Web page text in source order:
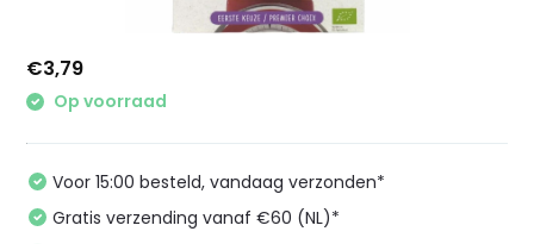
€3,79
Op voorraad
Voor 15:00 besteld, vandaag verzonden*
Gratis verzending vanaf €60 (NL)*